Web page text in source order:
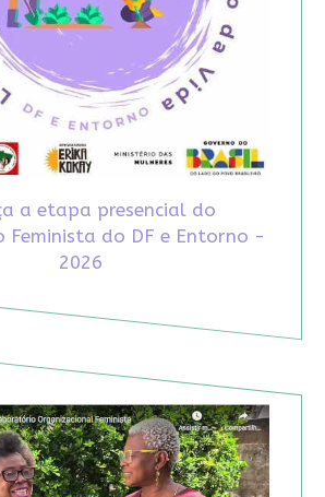
a etapa presencial do
Feminista do DF e Entorno -
2026